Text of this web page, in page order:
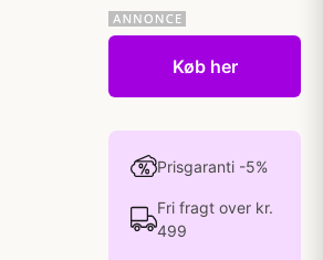
Køb her
Prisgaranti -5%
Fri fragt over kr.
499